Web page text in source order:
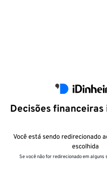
Decisões
Você está sendo redirecionado
escolhida
Se você não for redirecionado em alguns